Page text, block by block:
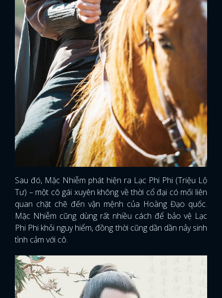
Sau đó, Mặc Nhiễm phát hiện ra Lạc Phi Phi (Triệu Lộ
Tư) – một cô gái xuyên không về thời cổ đại có mối liên
quan chặt chẽ đến vận mệnh của Hoàng Đạo quốc.
Mặc Nhiễm cũng dùng rất nhiều cách để bảo vệ Lạc
Phi Phi khỏi nguy hiểm, đồng thời cũng dần dần nảy sinh
tình cảm với cô.